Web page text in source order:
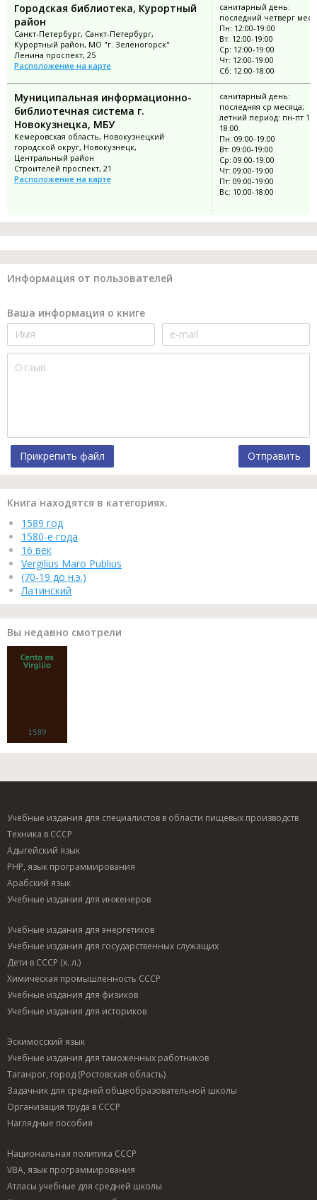
Городская библиотека, Курортный
район
Санкт-Петербург, Санкт-Петербург,
Курортный район, МО "г. Зеленогорск"
Ленина проспект, 25
Расположение на карте
санитарный день:
последний четверг
Пн: 12:00-19:00
Вт: 12:00-19:00
Ср: 12:00-19:00
Чт: 12:00-19:00
Сб: 12:00-18:00
Муниципальная информационно-
библиотечная система г.
Новокузнецка, МБУ
Кемеровская область, Новокузнецкий
городской округ, Новокузнецк,
Центральный район
Строителей проспект, 21
Расположение на карте
санитарный день:
последняя ср месяца;
летний период: пн-пт
18:00
Пн: 09:00-19:00
Вт: 09:00-19:00
Ср: 09:00-19:00
Чт: 09:00-19:00
Пт: 09:00-19:00
Вс: 10:00-18:00
Информация от пользователей
Ваша информация о книге
Прикрепить файл Отправить
Книга находятся в категориях.
1589 год
1580-е года
16 век
Vergilius Maro Publius
(70-19 до н.э.)
Латинский
Вы недавно смотрели
Учебные издания для специалистов в области пищевых производств
Техника в СССР
Адыгейский язык
PHP, язык программирования
Арабский язык
Учебные издания для инженеров
Учебные издания для энергетиков
Учебные издания для государственных служащих
Дети в СССР (х. л.)
Химическая промышленность СССР
Учебные издания для физиков
Учебные издания для историков
Эскимосский язык
Учебные издания для таможенных работников
Таганрог, город (Ростовская область)
Задачник для средней общеобразовательной школы
Организация труда в СССР
Наглядные пособия
Национальная политика СССР
VBA, язык программирования
Атласы учебные для средней школы